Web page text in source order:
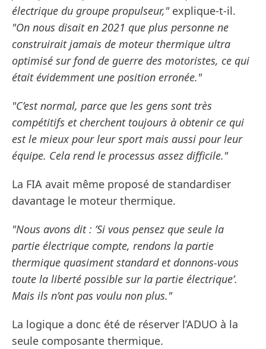
électrique du groupe propulseur,"explique-t-il.
"On nous disait en 2021 que plus personne ne
construirait jamais de moteur thermique ultra
optimisé sur fond de guerre des motoristes, ce qui
était évidemment une position erronée."
"C’est normal, parce que les gens sont très
compétitifs et cherchent toujours à obtenir ce qui
est le mieux pour leur sport mais aussi pour leur
équipe. Cela rend le processus assez difficile."
La FIA avait même proposé de standardiser
davantage le moteur thermique.
"Nous avons dit : ’Si vous pensez que seule la
partie électrique compte, rendons la partie
thermique quasiment standard et donnons-vous
toute la liberté possible sur la partie électrique’.
Mais ils n’ont pas voulu non plus."
La logique a donc été de réserver l’ADUO à la
seule composante thermique.